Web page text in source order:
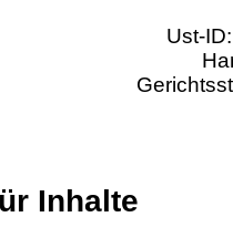
Ust-
Inhalte